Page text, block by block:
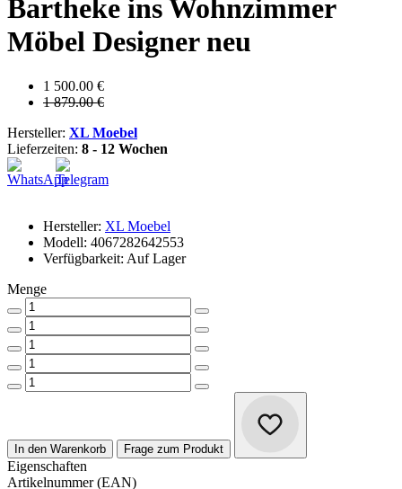
Bartheke ins Wohnzimmer
Möbel Designer neu
1 500.00 €
1 879.00 €
Hersteller: XL Moebel
Lieferzeiten: 8 - 12 Wochen
Hersteller: XL Moebel
Modell: 4067282642553
Verfügbarkeit: Auf Lager
Menge
In den Warenkorb Frage zum Produkt
Eigenschaften
Artikelnummer (EAN)